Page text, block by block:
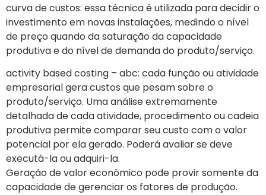
curva de custos: essa técnica é utilizada para decidir o
investimento em novas instalações, medindo o nível
de preço quando da saturação da capacidade
produtiva e do nível de demanda do produto/serviço.
activity based costing – abc: cada função ou atividade
empresarial gera custos que pesam sobre o
produto/serviço. Uma análise extremamente
detalhada de cada atividade, procedimento ou cadeia
produtiva permite comparar seu custo com o valor
potencial por ela gerado. Poderá avaliar se deve
executá-la ou adquiri-la.
Geração de valor econômico pode provir somente da
capacidade de gerenciar os fatores de produção.